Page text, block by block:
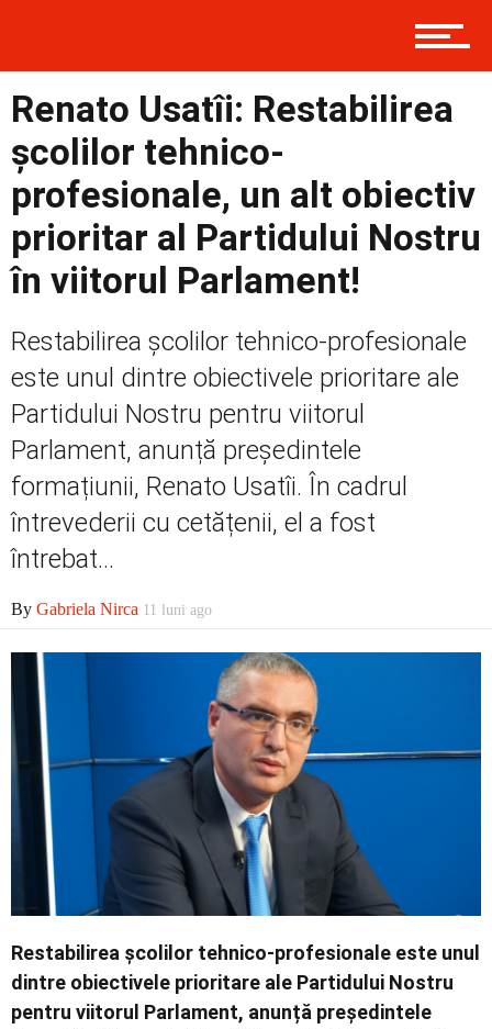
Politică
Externe
Social
Economic
Contact
Renato Usatîi: Restabilirea
școlilor tehnico-
profesionale, un alt obiectiv
prioritar al Partidului Nostru
în viitorul Parlament!
Restabilirea școlilor tehnico-profesionale
este unul dintre obiectivele prioritare ale
Partidului Nostru pentru viitorul
Parlament, anunță președintele
formațiunii, Renato Usatîi. În cadrul
întrevederii cu cetățenii, el a fost
întrebat...
By Gabriela Nirca 11 luni ago
Restabilirea școlilor tehnico-profesionale este unul
dintre obiectivele prioritare ale Partidului Nostru
pentru viitorul Parlament, anunță președintele